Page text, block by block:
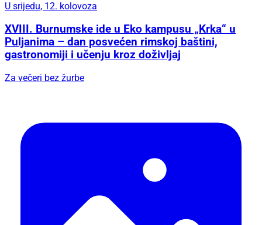
U srijedu, 12. kolovoza
XVIII. Burnumske ide u Eko kampusu „Krka“ u
Puljanima – dan posvećen rimskoj baštini,
gastronomiji i učenju kroz doživljaj
Za večeri bez žurbe